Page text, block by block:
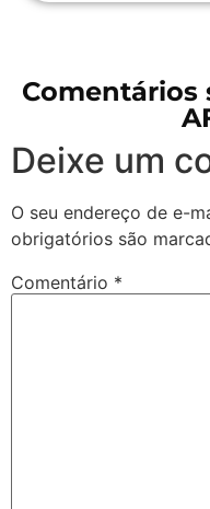
Comentários
Deixe um
O seu endereço de e-
obrigatórios são
Comentário *